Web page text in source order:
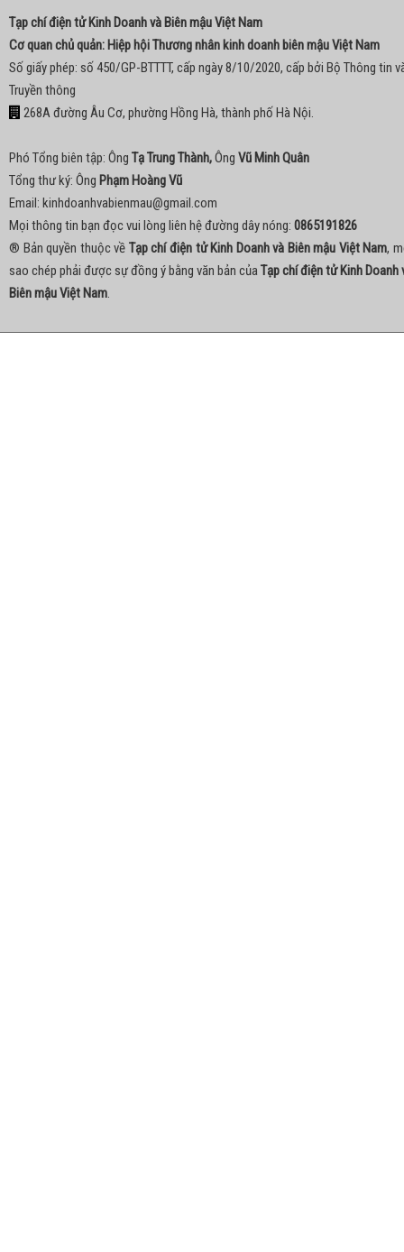
Tạp chí điện tử Kinh Doanh và Biên mậu Việt Nam
Cơ quan chủ quản: Hiệp hội Thương nhân kinh doanh biên mậu Việt Nam
Số giấy phép: số 450/GP-BTTTT, cấp ngày 8/10/2020, cấp bởi Bộ Thông tin
Truyền thông
268A đường Âu Cơ, phường Hồng Hà, thành phố Hà Nội.
Phó Tổng biên tập: Ông Tạ Trung Thành,Ông Vũ Minh Quân
Tổng thư ký: Ông Phạm Hoàng Vũ
Email: kinhdoanhvabienmau@gmail.com
Mọi thông tin bạn đọc vui lòng liên hệ đường dây nóng: 0865191826
® Bản quyền thuộc về Tạp chí điện tử Kinh Doanh và Biên mậu Việt Nam,
sao chép phải được sự đồng ý bằng văn bản củaTạp chí điện tử Kinh Doanh
Biên mậu Việt Nam.